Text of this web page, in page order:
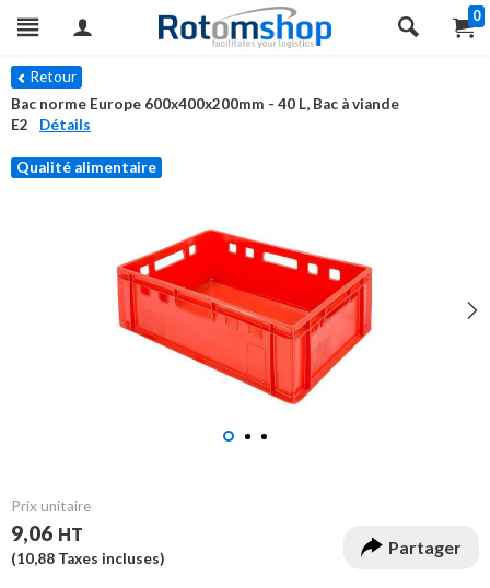
0
Retour
Bac norme Europe 600x400x200mm - 40 L, Bac à viande
E2
Détails
Qualité alimentaire
Prix unitaire
9,06 HT
(10,88 Taxes incluses)
Partager